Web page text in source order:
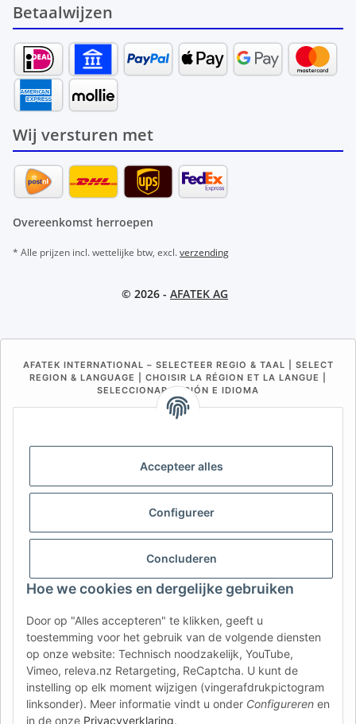
Accepteer alles
Configureer
Concluderen
Hoe we cookies en dergelijke gebruiken
Door op "Alles accepteren" te klikken, geeft u
toestemming voor het gebruik van de volgende diensten
op onze website: Technisch noodzakelijk, YouTube,
Vimeo, releva.nz Retargeting, ReCaptcha. U kunt de
instelling op elk moment wijzigen (vingerafdrukpictogram
linksonder). Meer informatie vindt u onder Configureren en
in de onze Privacyverklaring.
Betaalwijzen
Wij versturen met
Overeenkomst herroepen
* Alle prijzen incl. wettelijke btw, excl.verzending
© 2026 - AFATEK AG
AFATEK INTERNATIONAL – SELECTEER REGIO & TAAL | SELECT
REGION & LANGUAGE | CHOISIR LA RÉGION ET LA LANGUE |
SELECCIONAR REGIÓN E IDIOMA
CH (IT) BE (NL) BE (FR) NL
USA
SE FI CZ HU SK
RO HR
AFATEK Nederland| Uw specialist in aanhangeronderdelen
en onderdelen voor bedrijfsvoertuigen
Technisch advies:moc.ketafa@ofni| BTW (DE):
DE354251646
Rechtstreekse verzending vanuit ons centraal magazijn in
Duitsland.Aanbod voor professionals: intracommunautaire